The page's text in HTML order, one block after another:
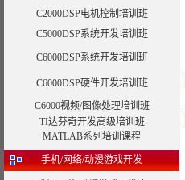
C2000DSP电机控制培训班
C5000DSP系统开发培训班
C6000DSP系统开发培训班
C6000DSP硬件开发培训班
C6000视频/图像处理培训班
TI达芬奇开发高级培训班
MATLAB系列培训课程
手机/网络/动漫游戏开发